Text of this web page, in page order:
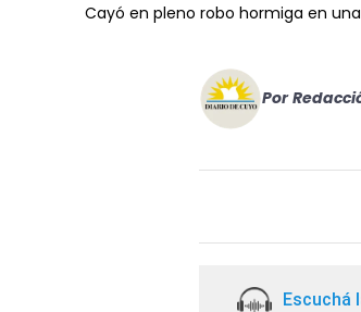
Cayó en pleno robo hormiga en
Por
Escuchá